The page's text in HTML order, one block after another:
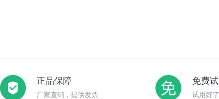
正品保障
厂家直销，提供发票
免费
试用好